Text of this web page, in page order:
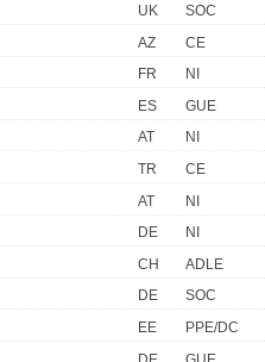
UK
SOC
AZ
CE
FR
NI
ES
GUE
AT
NI
TR
CE
AT
NI
DE
NI
CH
ADLE
DE
SOC
EE
PPE/DC